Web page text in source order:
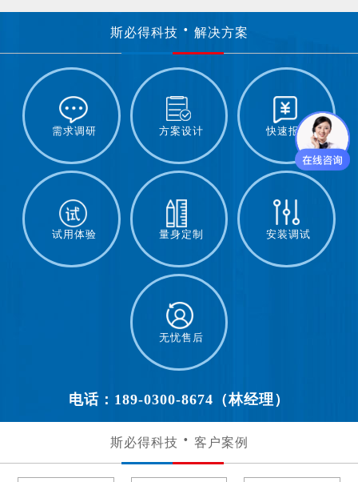
斯必得科技 解决方案
需求调研 方案设计 快速报价
试用体验 量身定制 安装调试
无忧售后
电话：189-0300-8674（林经理）
斯必得科技 客户案例